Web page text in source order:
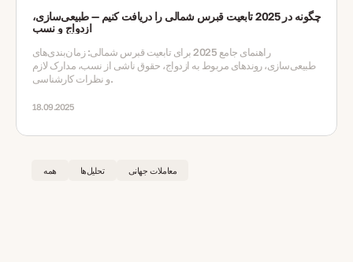
چگونه در 2025 تابعیت قبرس شمالی را دریافت کنیم — طبیعی‌سازی،
ازدواج و نسب
راهنمای جامع 2025 برای تابعیت قبرس شمالی: زمان‌بندی‌های
طبیعی‌سازی، روندهای مربوط به ازدواج، حقوق ناشی از نسب، مدارک لازم
و نظرات کارشناسی.
18.09.2025
همه تحلیل‌ها معاملات جهانی